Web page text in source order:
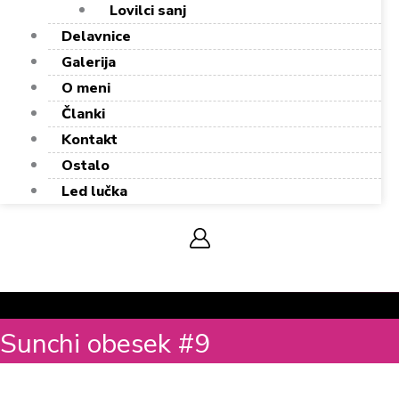
Lovilci sanj
Delavnice
Galerija
O meni
Članki
Kontakt
Ostalo
Led lučka
Sunchi obesek #9